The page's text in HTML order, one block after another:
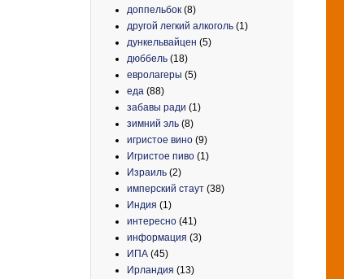
доппельбок (8)
другой легкий алкоголь (1)
дункельвайцен (5)
дюббель (18)
евролагеры (5)
еда (88)
забавы ради (1)
зимний эль (8)
игристое вино (9)
Игристое пиво (1)
Израиль (2)
имперский стаут (38)
Индия (1)
интересно (41)
информация (3)
ИПА (45)
Ирландия (13)